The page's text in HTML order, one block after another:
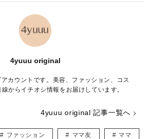
4yuuu original
カウントです。美容、ファッション、コス
からイチオシ情報をお届けしています。
4yuuu original 記事一覧へ
ファッション ママ友 ママ